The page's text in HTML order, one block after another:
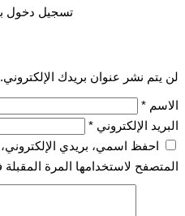
تسجيل دخول
لن يتم نشر عنوان بريدك الإلكتروني.
الاسم *
البريد الإلكتروني *
احفظ اسمي، بريدي
المتصفح لاستخدامها المرة